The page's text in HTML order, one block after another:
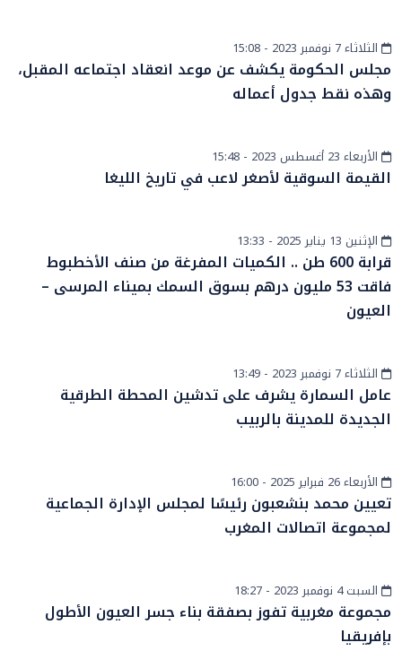
أخبار وطنيةالثلاثاء 7 نوفمبر 2023 - 15:08
مجلس الحكومة يكشف عن موعد انعقاد اجتماعه المقبل،
وهذه نقط جدول أعماله
المزيد
الأربعاء 23 أغسطس 2023 - 15:48
القيمة السوقية لأصغر لاعب في تاريخ الليغا
أخبار الصحراءالإثنين 13 يناير 2025 - 13:33
قرابة 600 طن .. الكميات المفرغة من صنف الأخطبوط
فاقت 53 مليون درهم بسوق السمك بميناء المرسى –
العيون
أخبار الصحراءالثلاثاء 7 نوفمبر 2023 - 13:49
عامل السمارة يشرف على تدشين المحطة الطرقية
الجديدة للمدينة بالربيب
إقتصادالأربعاء 26 فبراير 2025 - 16:00
تعيين محمد بنشعبون رئيسًا لمجلس الإدارة الجماعية
لمجموعة اتصالات المغرب
أخبار الصحراءالسبت 4 نوفمبر 2023 - 18:27
مجموعة مغربية تفوز بصفقة بناء جسر العيون الأطول
بإفريقيا